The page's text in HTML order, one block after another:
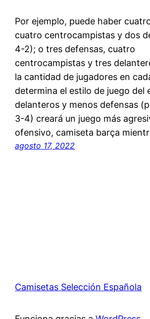
Por ejemplo, puede haber
cuatro centrocampistas y dos
4-2); o tres defensas, cuatro
centrocampistas y tres
la cantidad de jugadores en
determina el estilo de juego del
delanteros y menos defensas
3-4) creará un juego más
ofensivo, camiseta barça
agosto 17, 2022
Camisetas Selección Española